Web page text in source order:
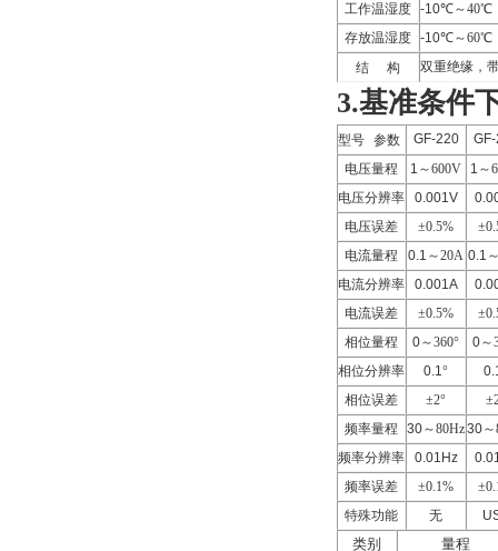
工作温湿度 -10℃～40℃
存放温湿度 -10℃～60℃
结
构 双重绝缘，
3.基准条件
型号 参数 GF-220
电压量程
1 ～600V 1 ～
电压分辨率
0.001V
电压误差
±0.5% ±
电流量程
0.1 ～20A 0.1
电流分辨率
0.001A
电流误差
±0.5% ±
相位量程
0～360° 0～
相位分辨率
0.1°
相位误差
±2° ±
频率量程
30～80Hz30～
频率分辨率
0.01Hz
频率误差
±0.1% ±
特殊功能
无
类别 量程